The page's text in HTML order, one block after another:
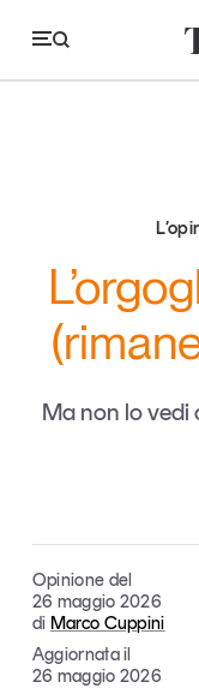
Economia
Innovazione
Logistica
Retail e
Opinioni
Dossier
Il Numero
Ma non lo vedi
Opinione del
26 maggio 2026
di Marco Cuppini
Aggiornata il
26 maggio 2026